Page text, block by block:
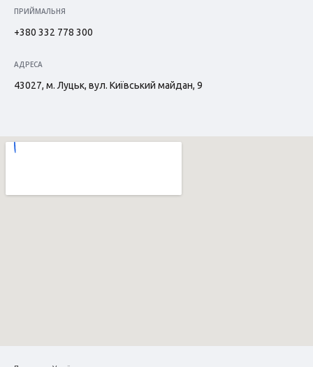
ПРИЙМАЛЬНЯ
+380 332 778 300
АДРЕСА
43027, м. Луцьк, вул. Київський майдан, 9